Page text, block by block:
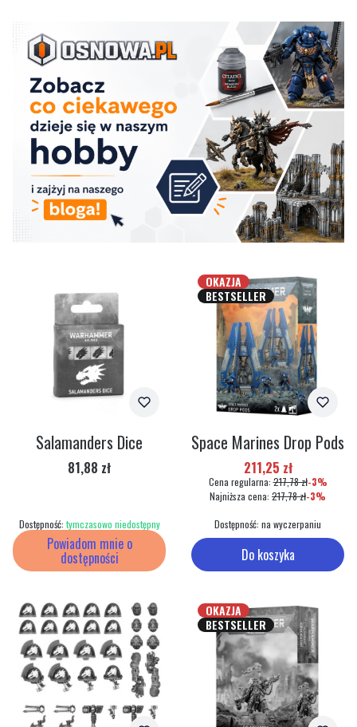
Powiadom mnie o
dostępności
Salamanders Dice
Cena
81,88 zł
Dostępność: tymczasowo niedostępny
OKAZJA
BESTSELLER
Do koszyka
Space Marines Drop Pods
Cena promocyjna
211,25 zł
Cena regularna: 217,78 zł-3%
Najniższa cena: 217,78 zł-3%
Dostępność: na wyczerpaniu
OKAZJA
BESTSELLER